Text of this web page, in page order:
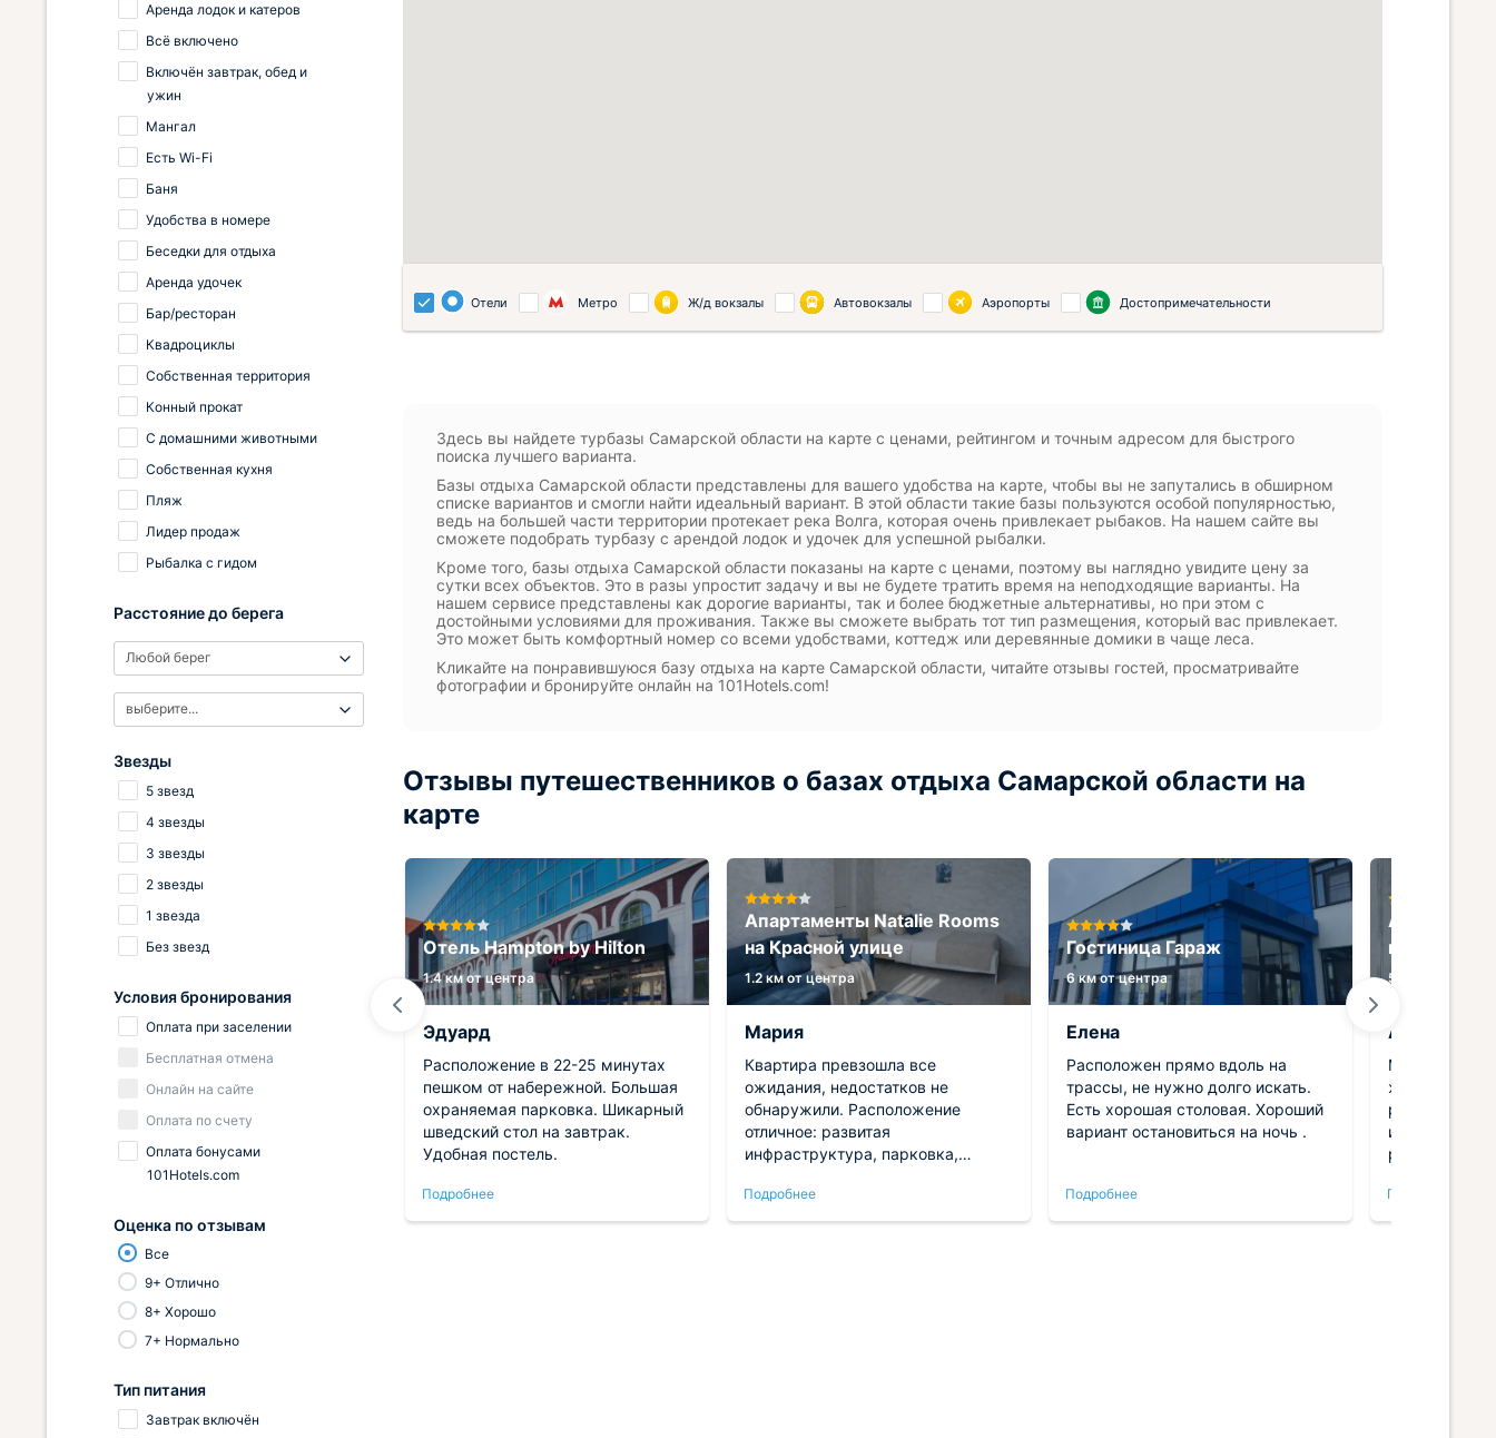
Отели Метро Ж/д вокзалы Автовокзалы Аэропорты Достопримечательности
Здесь вы найдете турбазы Самарской области на карте с ценами, рейтингом и точным адресом для быстрого
поиска лучшего варианта.
Базы отдыха Самарской области представлены для вашего удобства на карте, чтобы вы не запутались в обширном
списке вариантов и смогли найти идеальный вариант. В этой области такие базы пользуются особой популярностью,
ведь на большей части территории протекает река Волга, которая очень привлекает рыбаков. На нашем сайте вы
сможете подобрать турбазу с арендой лодок и удочек для успешной рыбалки.
Кроме того, базы отдыха Самарской области показаны на карте с ценами, поэтому вы наглядно увидите цену за
сутки всех объектов. Это в разы упростит задачу и вы не будете тратить время на неподходящие варианты. На
нашем сервисе представлены как дорогие варианты, так и более бюджетные альтернативы, но при этом с
достойными условиями для проживания. Также вы сможете выбрать тот тип размещения, который вас привлекает.
Это может быть комфортный номер со всеми удобствами, коттедж или деревянные домики в чаще леса.
Кликайте на понравившуюся базу отдыха на карте Самарской области, читайте отзывы гостей, просматривайте
фотографии и бронируйте онлайн на 101Hotels.com!
Отзывы путешественников о базах отдыха Самарской области на
карте
Апартаменты Студия на 3
просеке 94Г
Людмила
Отличная квартира. Просторная и
очень уютная. Нас порадовало ее
тог, в шаговой доступности
находились продуктовые
магазины и кафе. Внутри была
техника и мебель. Мы в восторге.
Отель Hampton by Hilton
1.4 км от центра
Эдуард
Расположение в 22-25 минутах
пешком от набережной. Большая
охраняемая парковка. Шикарный
шведский стол на завтрак.
Удобная постель.
Подробнее
Апартаменты Natalie Rooms
на Красной улице
1.2 км от центра
Мария
Квартира превзошла все
ожидания, недостатков не
обнаружили. Расположение
отличное: развитая
инфраструктура, парковка,
находятся в шаговой доступности.
Интерьер со свежим ремонтом и
Подробнее
Гостиница Гараж
6 км от центра
Елена
Расположен прямо вдоль на
трассы, не нужно долго искать.
Есть хорошая столовая. Хороший
вариант остановиться на ночь .
Подробнее
на 40 лет
5.8 км от
Алексей
Моим
жилья было
рядом есть
слов, место
уютная,
Подробнее
Аренда лодок и катеров
Всё включено
Включён завтрак, обед и
ужин
Мангал
Есть Wi-Fi
Баня
Удобства в номере
Беседки для отдыха
Аренда удочек
Бар/ресторан
Квадроциклы
Собственная территория
Конный прокат
С домашними животными
Собственная кухня
Пляж
Лидер продаж
Рыбалка с гидом
Расстояние до берега
Любой берег
выберите...
Звезды
5 звезд
4 звезды
3 звезды
2 звезды
1 звезда
Без звезд
Условия бронирования
Оплата при заселении
Бесплатная отмена
Онлайн на сайте
Оплата по счету
Оплата бонусами
101Hotels.com
Оценка по отзывам
Все
9+ Отлично
8+ Хорошо
7+ Нормально
Тип питания
Завтрак включён